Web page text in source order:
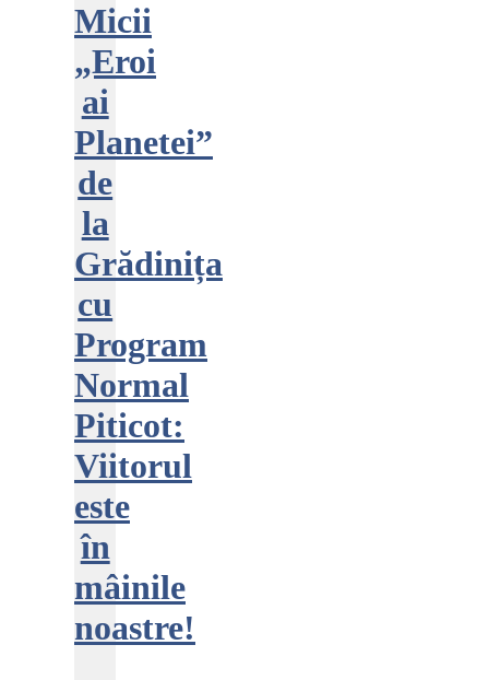
Micii
„Eroi
ai
Planetei”
de
la
Grădinița
cu
Program
Normal
Piticot:
Viitorul
este
în
mâinile
noastre!